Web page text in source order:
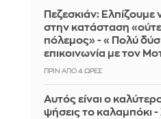
Πεζεσκιάν: Ελπίζουμε
στην κατάσταση
πόλεμος» - «Πολύ
επικοινωνία με τον
ΠΡΙΝ ΑΠΌ 4 ΏΡΕΣ
Αυτός είναι ο
ψήσεις το καλαμπόκι -